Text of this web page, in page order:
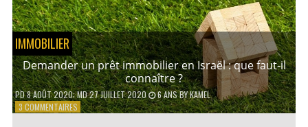
FAMILLE ?
IMMOBILIER
Demander un prêt immobilier en Israël : que faut-il
connaître ?
PD8 AOÛT 2020; MD 27 JUILLET 2020 6 ANSBYKAMEL
3 COMMENTAIRESSUR